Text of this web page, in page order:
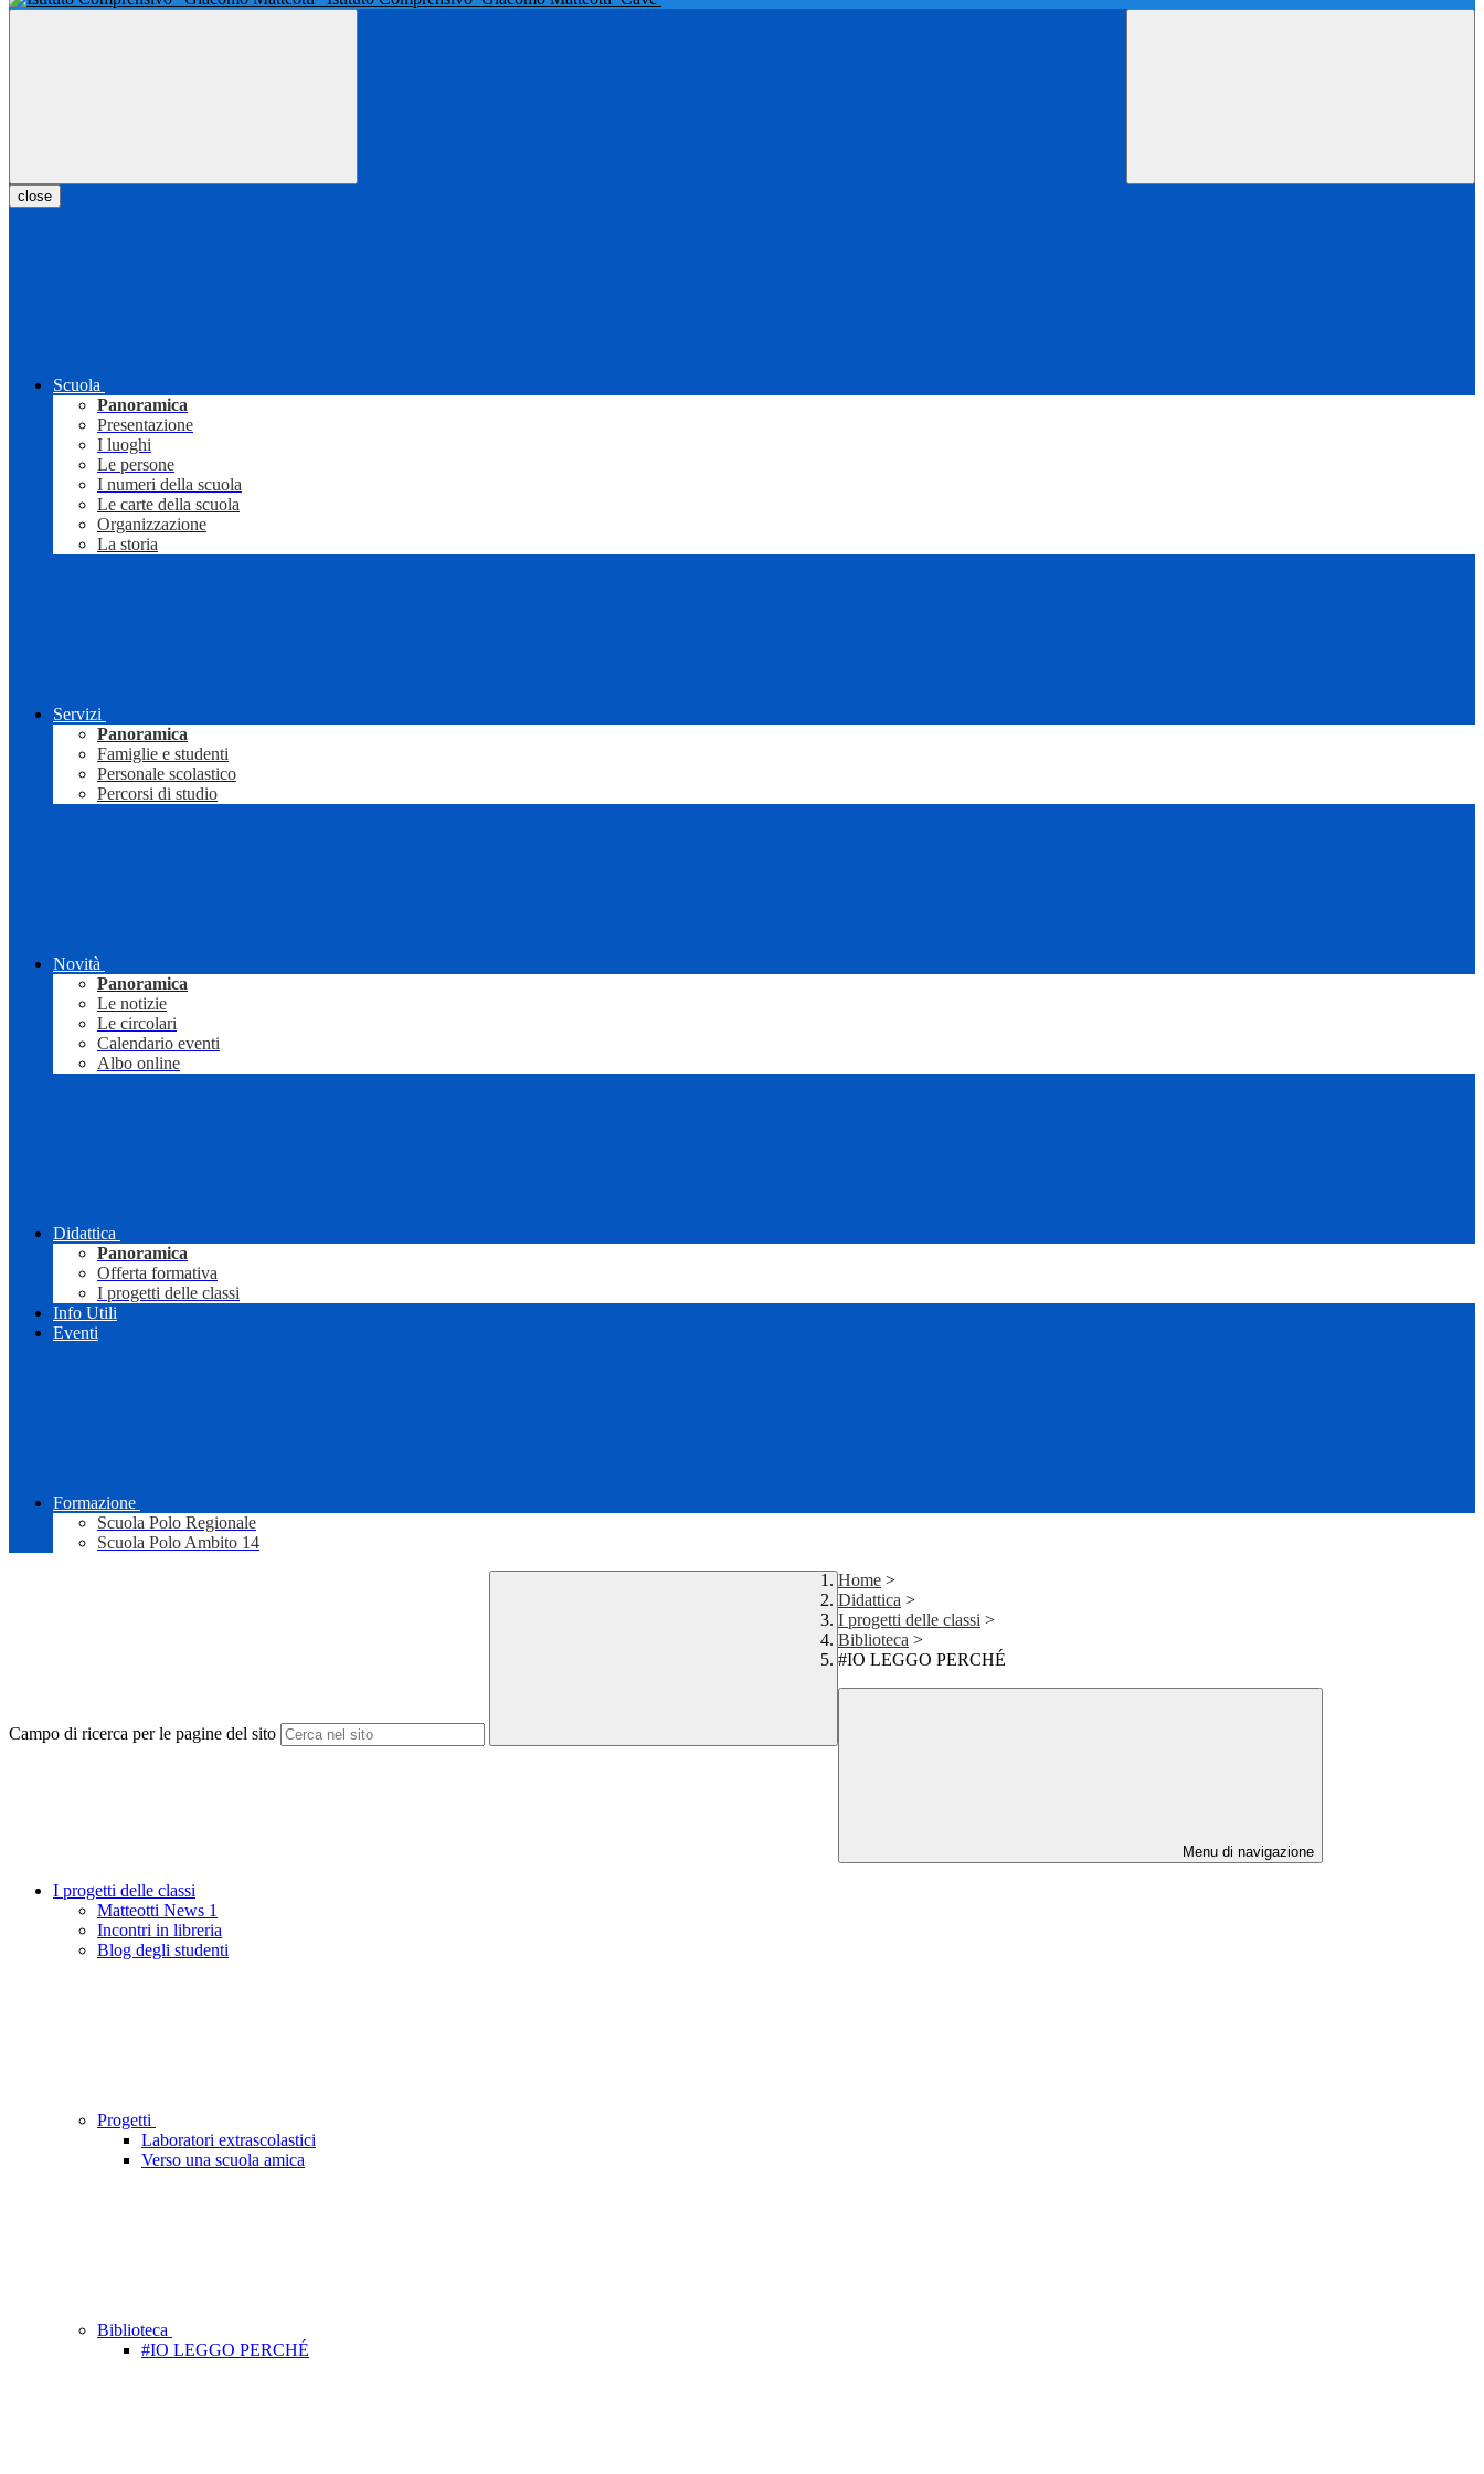
close
Scuola
Panoramica
Presentazione
I luoghi
Le persone
I numeri della scuola
Le carte della scuola
Organizzazione
La storia
Servizi
Panoramica
Famiglie e studenti
Personale scolastico
Percorsi di studio
Novità
Panoramica
Le notizie
Le circolari
Calendario eventi
Albo online
Didattica
Panoramica
Offerta formativa
I progetti delle classi
Info Utili
Eventi
Formazione
Scuola Polo Regionale
Scuola Polo Ambito 14
Campo di ricerca per le pagine del sito
Home >
Didattica >
I progetti delle classi >
Biblioteca >
#IO LEGGO PERCHÉ
Menu di navigazione
I progetti delle classi
Matteotti News 1
Incontri in libreria
Blog degli studenti
Progetti
Laboratori extrascolastici
Verso una scuola amica
Biblioteca
#IO LEGGO PERCHÉ